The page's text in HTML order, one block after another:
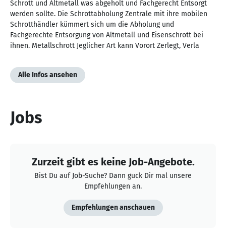
Schrott und Altmetall was abgeholt und Fachgerecht Entsorgt
werden sollte. Die Schrottabholung Zentrale mit ihre mobilen
Schrotthändler kümmert sich um die Abholung und
Fachgerechte Entsorgung von Altmetall und Eisenschrott bei
ihnen. Metallschrott Jeglicher Art kann Vorort Zerlegt, Verla
Alle Infos ansehen
Jobs
Zurzeit gibt es keine Job-Angebote.
Bist Du auf Job-Suche? Dann guck Dir mal unsere
Empfehlungen an.
Empfehlungen anschauen